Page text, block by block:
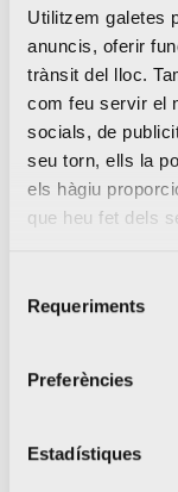
Utilitzem galetes
anuncis, oferir
trànsit del lloc.
com feu servir el
socials, de
seu torn, ells la
els hàgiu
que heu fet dels
Requeriments
Preferències
Estadístiques
5.258
de València
La Marató
seu